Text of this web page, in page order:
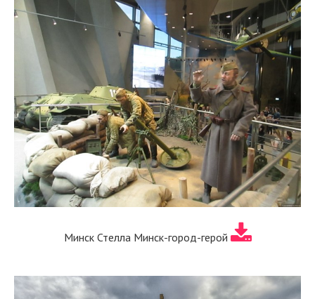
Минск Стелла Минск-город-герой